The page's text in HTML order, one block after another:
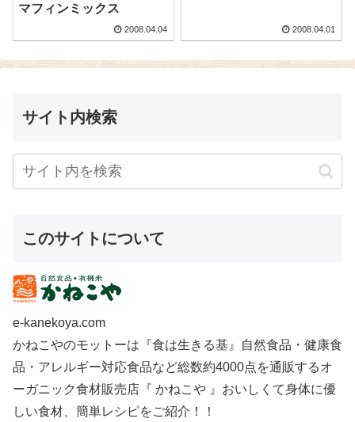
マフィンミックス
2008.04.04 2008.04.01
サイト内検索
このサイトについて
e-kanekoya.com
かねこやのモットーは『食は生きる基』自然食品・健康食
品・アレルギー対応食品など総数約4000点を通販するオ
ーガニック食材販売店『 かねこや 』おいしくて身体に優
しい食材、簡単レシピをご紹介！！